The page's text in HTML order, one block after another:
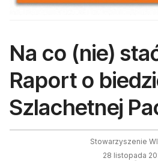
Na co (nie)
Raport o
Szlachetnej
Stowarzyszenie
28 listopada